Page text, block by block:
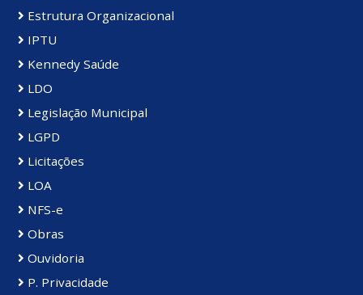
Estrutura Organizacional
IPTU
Kennedy Saúde
LDO
Legislação Municipal
LGPD
Licitações
LOA
NFS-e
Obras
Ouvidoria
P. Privacidade